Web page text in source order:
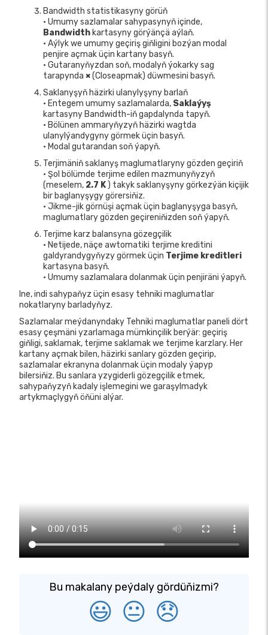
Bandwidth statistikasyny görüň
• Umumy sazlamalar sahypasynyň içinde,
Bandwidth kartasyny görýänçä aýlaň.
• Aýlyk we umumy geçiriş giňligini bozýan modal
penjire açmak üçin kartany basyň.
• Gutaranyňyzdan soň, modalyň ýokarky sag
tarapynda ×(Closeapmak) düwmesini basyň.
Saklanyşyň häzirki ulanylyşyny barlaň
• Entegem umumy sazlamalarda, Saklaýyş
kartasyny Bandwidth-iň gapdalynda tapyň.
• Bölünen ammaryňyzyň häzirki wagtda
ulanylýandygyny görmek üçin basyň.
• Modal gutarandan soň ýapyň.
Terjimäniň saklanyş maglumatlaryny gözden geçiriň
• Şol bölümde terjime edilen mazmunyňyzyň
(meselem, 2.7 K) takyk saklanyşyny görkezýän kiçijik
bir baglanyşygy görersiňiz.
• Jikme-jik görnüşi açmak üçin baglanyşyga basyň,
maglumatlary gözden geçireniňizden soň ýapyň.
Terjime karz balansyna gözegçilik
• Netijede, näçe awtomatiki terjime kreditini
galdyrandygyňyzy görmek üçin Terjime kreditleri
kartasyna basyň.
• Umumy sazlamalara dolanmak üçin penjiräni ýapyň.
Ine, indi sahypaňyz üçin esasy tehniki maglumatlar
nokatlaryny barladyňyz.
Sazlamalar meýdanyndaky Tehniki maglumatlar paneli dört
esasy çeşmäni yzarlamaga mümkinçilik berýär: geçiriş
giňligi, saklamak, terjime saklamak we terjime karzlary. Her
kartany açmak bilen, häzirki sanlary gözden geçirip,
sazlamalar ekranyna dolanmak üçin modaly ýapyp
bilersiňiz. Bu sanlara yzygiderli gözegçilik etmek,
sahypaňyzyň kadaly işlemegini we garaşylmadyk
artykmaçlygyň öňüni alýar.
Bu makalany peýdaly gördüňizmi?
😃 😐 😞